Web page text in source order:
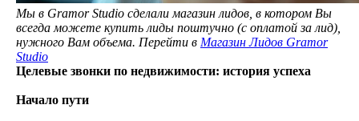
Мы в Gramor Studio сделали магазин лидов, в котором Вы
всегда можете купить лиды поштучно (с оплатой за лид),
нужного Вам объема. Перейти в Магазин Лидов Gramor
Studio
Целевые звонки по недвижимости: история успеха
Начало пути